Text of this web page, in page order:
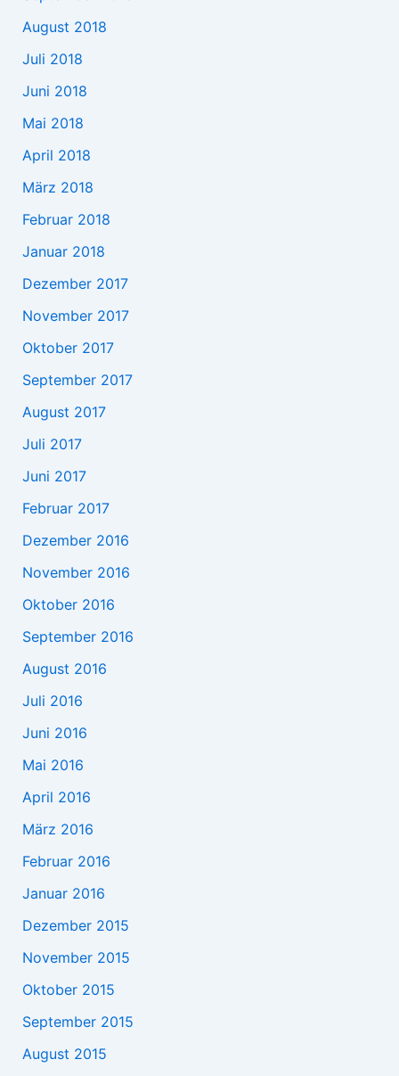
August 2018
Juli 2018
Juni 2018
Mai 2018
April 2018
März 2018
Februar 2018
Januar 2018
Dezember 2017
November 2017
Oktober 2017
September 2017
August 2017
Juli 2017
Juni 2017
Februar 2017
Dezember 2016
November 2016
Oktober 2016
September 2016
August 2016
Juli 2016
Juni 2016
Mai 2016
April 2016
März 2016
Februar 2016
Januar 2016
Dezember 2015
November 2015
Oktober 2015
September 2015
August 2015